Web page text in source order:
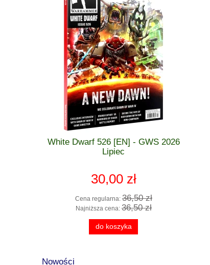
White Dwarf 526 [EN] - GWS 2026
Lipiec
30,00 zł
Cena regularna: 36,50 zł
Najniższa cena: 36,50 zł
do koszyka
Nowości